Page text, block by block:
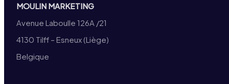
MOULIN MARKETING
Avenue Laboulle 126A /21
4130 Tilff – Esneux (Liège)
Belgique